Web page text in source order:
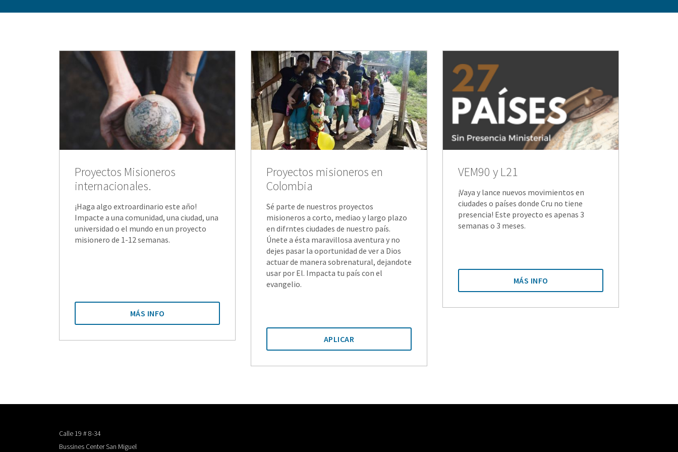
Proyectos Misioneros
internacionales.
¡Haga algo extroardinario este año!
Impacte a una comunidad, una ciudad, una
universidad o el mundo en un proyecto
misionero de 1-12 semanas.
MÁS INFO
Proyectos misioneros en
Colombia
Sé parte de nuestros proyectos
misioneros a corto, mediao y largo plazo
en difrntes ciudades de nuestro país.
Únete a ésta maravillosa aventura y no
dejes pasar la oportunidad de ver a Dios
actuar de manera sobrenatural, dejandote
usar por El. Impacta tu país con el
evangelio.
APLICAR
VEM90 y L21
¡Vaya y lance nuevos movimientos en
ciudades o países donde Cru no tiene
presencia! Este proyecto es apenas 3
semanas o 3 meses.
MÁS INFO
Calle 19 # 8-34
Bussines Center San Miguel